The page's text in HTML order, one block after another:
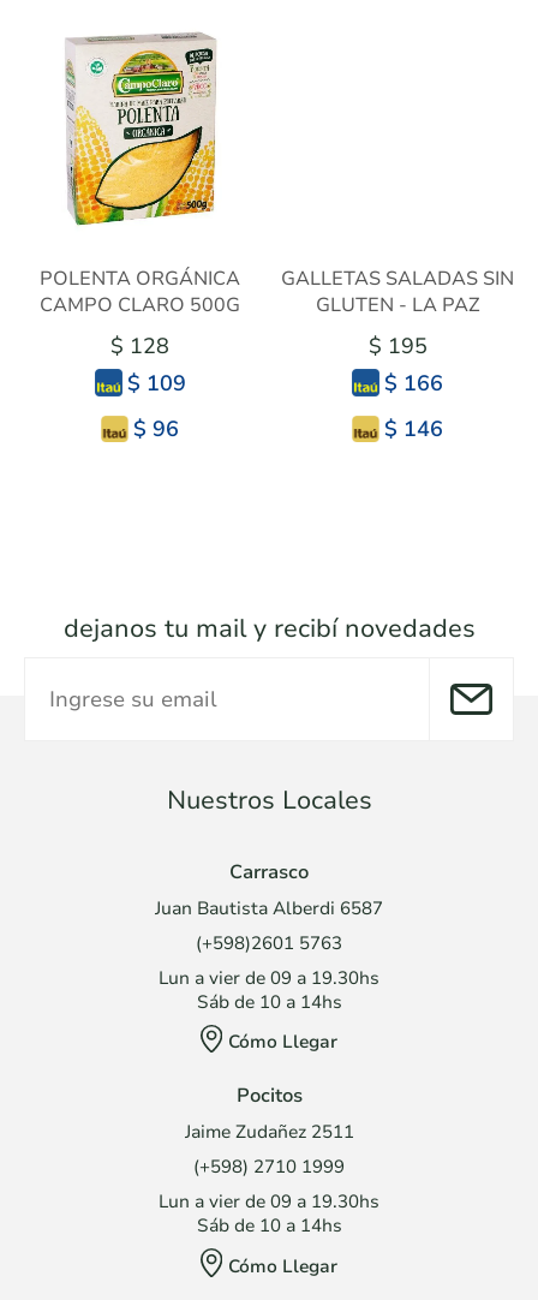
POLENTA ORGÁNICA
CAMPO CLARO 500G
$ 128
$ 109
$ 96
GALLETAS SALADAS SIN
GLUTEN - LA PAZ
$ 195
$ 166
$ 146
dejanos tu mail y recibí novedades
Nuestros Locales
Carrasco
Juan Bautista Alberdi 6587
(+598)2601 5763
Lun a vier de 09 a 19.30hs
Sáb de 10 a 14hs
Cómo Llegar
Pocitos
Jaime Zudañez 2511
(+598) 2710 1999
Lun a vier de 09 a 19.30hs
Sáb de 10 a 14hs
Cómo Llegar